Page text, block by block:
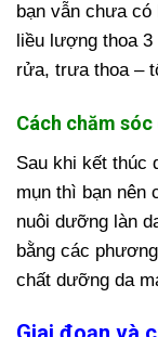
bạn vẫn chưa có
liều lượng thoa
rửa, trưa thoa –
Cách chăm
Sau khi kết thúc
mụn thì bạn nên
nuôi dưỡng làn
bằng các
chất dưỡng da